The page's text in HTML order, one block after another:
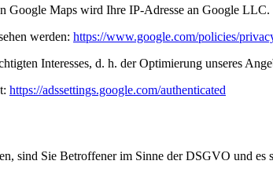
Google Maps wird Ihre IP-Adresse an Google LLC.
werden: https://www.google.com/policies/
Interesses, d. h. der Optimierung unseres
https://adssettings.google.com/authenticated
sind Sie Betroffener im Sinne der DSGVO und es